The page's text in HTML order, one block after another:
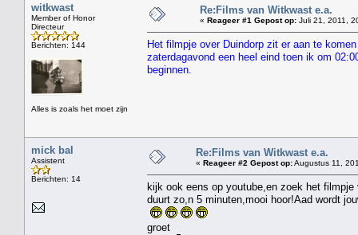
witkwast
Member of Honor
Directeur
Berichten: 144
Alles is zoals het moet zijn
Re:Films van Witkwast e.a.
« Reageer #1 Gepost op: Juli 21, 2011,
Het filmpje over Duindorp zit er aan te
zaterdagavond een heel eind toen ik om
beginnen.
mick bal
Assistent
Berichten: 14
Re:Films van Witkwast e.a.
« Reageer #2 Gepost op:Augustus 11,
kijk ook eens op youtube,en zoek het
duurt zo,n 5 minuten,mooi hoor!Aad wordt
groet